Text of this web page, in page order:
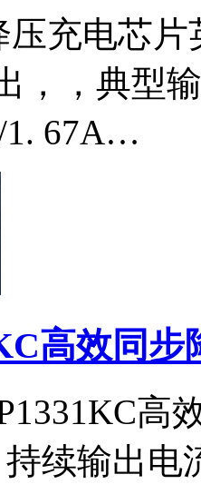
压充电芯
，，典型
1. 67A…
高效同
高
持续输出